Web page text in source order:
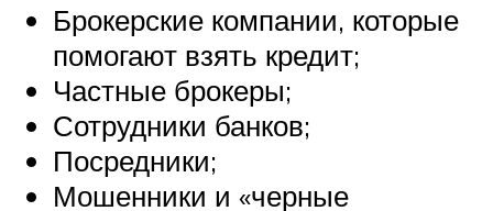
Брокерские компании, которые
помогают взять кредит;
Частные брокеры;
Сотрудники банков;
Посредники;
Мошенники и «черные